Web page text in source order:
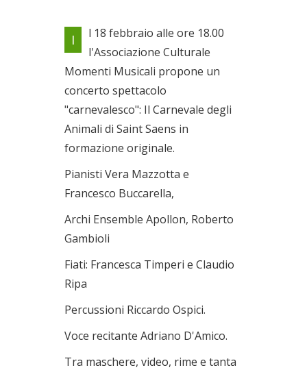
"carnevalesco"
Il 18/01/2023
I
l 18 febbraio alle ore 18.00
l'Associazione Culturale
Momenti Musicali propone un
concerto spettacolo
"carnevalesco": Il Carnevale degli
Animali di Saint Saens in
formazione originale.
Pianisti Vera Mazzotta e
Francesco Buccarella,
Archi Ensemble Apollon, Roberto
Gambioli
Fiati: Francesca Timperi e Claudio
Ripa
Percussioni Riccardo Ospici.
Voce recitante Adriano D'Amico.
Tra maschere, video, rime e tanta